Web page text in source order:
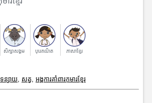
សិក្សាសង្គម បុរេគណិត ភាសាខ្មែរ
ទន្សាយ, សត្វ អង្គការគាំពារកុមារខ្មែរ